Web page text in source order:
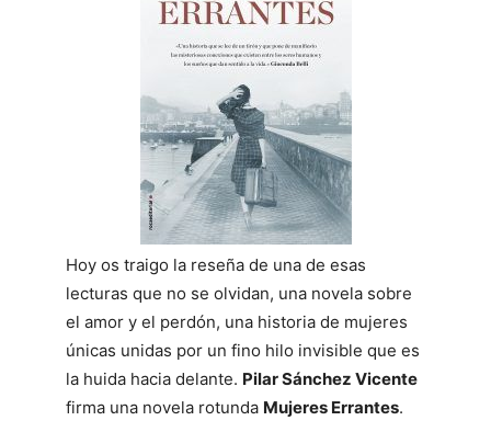
Hoy os traigo la reseña de una de esas
lecturas que no se olvidan, una novela sobre
el amor y el perdón, una historia de mujeres
únicas unidas por un fino hilo invisible que es
la huida hacia delante. Pilar Sánchez Vicente
firma una novela rotunda Mujeres Errantes.